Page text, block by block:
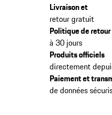
Livraison et
retour gratuit
Politique de retour
à 30 jours
Produits officiels
directement
Paiement et
de données